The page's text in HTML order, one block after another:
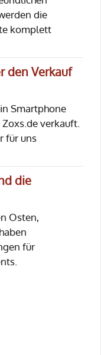
die
komplett
den Verkauf
Smartphone
verkauft.
für uns
die
Osten,
für